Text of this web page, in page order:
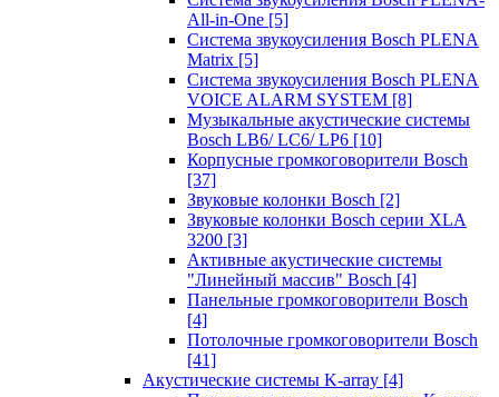
All-in-One [5]
Система звукоусиления Bosch PLENA
Matrix [5]
Система звукоусиления Bosch PLENA
VOICE ALARM SYSTEM [8]
Музыкальные акустические системы
Bosch LB6/ LC6/ LP6 [10]
Корпусные громкоговорители Bosch
[37]
Звуковые колонки Bosch [2]
Звуковые колонки Bosch серии XLA
3200 [3]
Активные акустические системы
"Линейный массив" Bosch [4]
Панельные громкоговорители Bosch
[4]
Потолочные громкоговорители Bosch
[41]
Акустические системы K-array [4]